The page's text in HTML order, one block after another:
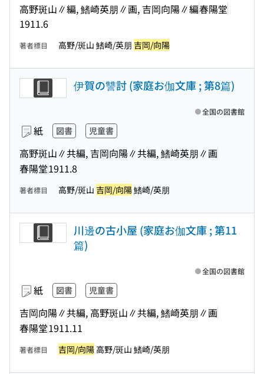
高野斑山∥編, 鰭崎英朋∥画, 吉岡向陽∥編春陽堂
1911.6
著者標目 高野/斑山 鰭崎/英朋 吉岡/向陽
伊賀の讐討 (家庭お伽文庫 ; 第8篇)
紙 図書 児童書
高野斑山∥共編, 吉岡向陽∥共編, 鰭崎英朋∥画
春陽堂1911.8
全国の図書館
著者標目 高野/斑山 吉岡/向陽鰭崎/英朋
川邊の古小屋 (家庭お伽文庫 ; 第11
篇)
紙 図書 児童書
吉岡向陽∥共編, 高野斑山∥共編, 鰭崎英朋∥画
春陽堂1911.11
全国の図書館
著者標目 吉岡/向陽 高野/斑山 鰭崎/英朋